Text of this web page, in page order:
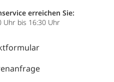
erreichen Sie:
Uhr bis 16:30 Uhr